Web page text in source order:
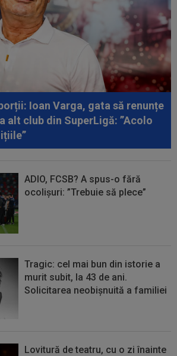
2 la 1: au dat verdictul la cea mai
UTA - Rapid...
vorbit despre plecarea de la
"100%"
după ce a luat galben
90+3...
Ioan Varga, gata să renunțe
alt club din SuperLigă: ”Acolo
ADIO, FCSB? A spus-o fără
ocolișuri: ”Trebuie să plece”
Tragic: cel mai bun din istorie a
murit subit, la 43 de ani.
Solicitarea neobișnuită a familiei
Lovitură de teatru, cu o zi înainte